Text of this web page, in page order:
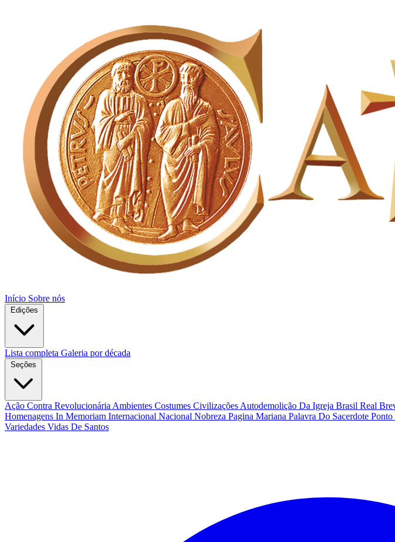
Início Sobre nós
Edições
Lista completa Galeria por década
Seções
Ação Contra Revolucionária Ambientes Costumes Civilizações Autodemolição Da Igreja Brasil Real
Homenagens In Memoriam Internacional Nacional Nobreza Pagina Mariana Palavra Do Sacerdote Ponto
Variedades Vidas De Santos